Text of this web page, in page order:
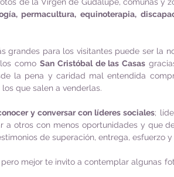
permacultura, equinoterapia,
grandes para los visitantes puede ser la
como San Cristóbal de las Casas
la pena y caridad mal entendida
que salen a venderlas.
y conversar con líderes sociales;
a otros con menos oportunidades y que
de superación, entrega, esfuerzo
mejor te invito a contemplar algunas